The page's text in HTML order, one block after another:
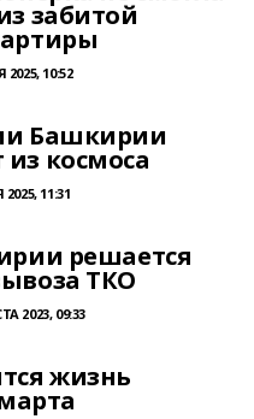
забитой
10:52
Башкирии
космоса
11:31
решается
ТКО
2023, 09:33
жизнь